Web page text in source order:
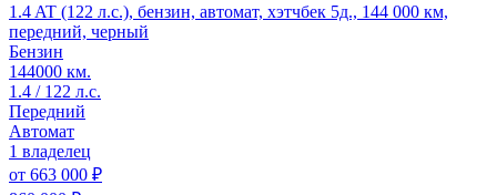
1.4 AT (122 л.с.), бензин, автомат, хэтчбек 5д., 144 000 км,
передний, черный
Бензин
144000 км.
1.4 / 122 л.с.
Передний
Автомат
1 владелец
от 663 000 ₽